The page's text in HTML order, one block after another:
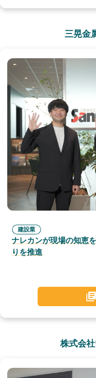
三晃金
建設業
ナレカンが現場の知恵
りを推進
株式会